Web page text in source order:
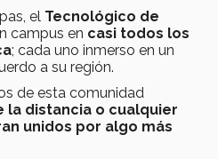
el Tecnológico de
campus en casi todos los
; cada uno inmerso en un
a su región.
de esta comunidad
la distancia o cualquier
unidos por algo más